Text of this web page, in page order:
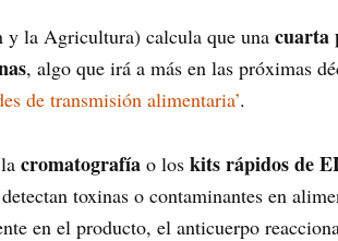
y la Agricultura) calcula que una cuarta
, algo que irá a más en las próximas
de transmisión alimentaria’.
cromatografía o los kits rápidos de
toxinas o contaminantes en
en el producto, el anticuerpo